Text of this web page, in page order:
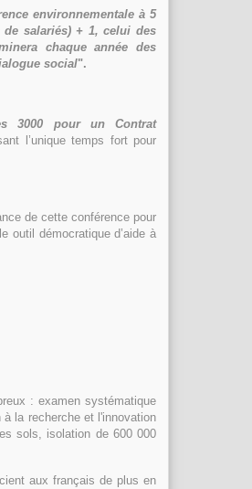
environnementale à 5
de salariés) + 1, celui des
chaque année des
social".
3000 pour un Contrat
l’unique temps fort pour
de cette conférence pour
outil démocratique d’aide à
: examen systématique
la recherche et l'innovation
sols, isolation de 600 000
aux français de plus en